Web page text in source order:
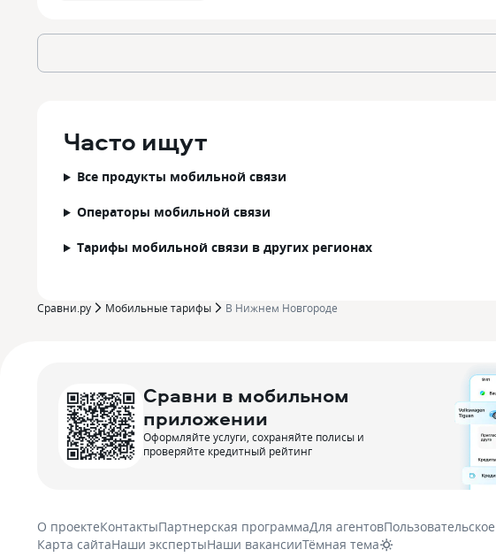
Часто ищут
Все продукты мобильной связи
Операторы мобильной связи
Тарифы мобильной связи в других регионах
Сравни.ру Мобильные тарифы В Нижнем Новгороде
Сравни в мобильном
приложении
Оформляйте услуги, сохраняйте полисы и
проверяйте кредитный рейтинг
О проектеКонтактыПартнерская программаДля агентов
Карта сайтаНаши экспертыНаши вакансииТёмная тема